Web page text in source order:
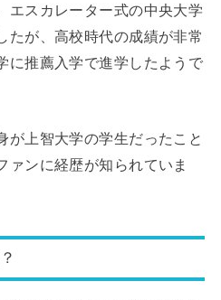
エスカレーター式の中央大学
たが、高校時代の成績が非常
に推薦入学で進学したようで
が上智大学の学生だったこと
ァンに経歴が知られていま